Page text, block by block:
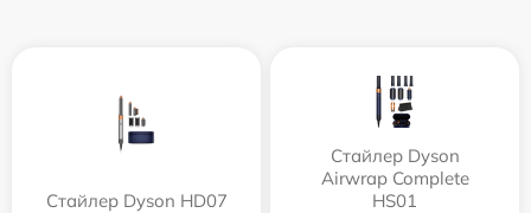
Стайлер Dyson HD07
Стайлер Dyson
Airwrap Complete
HS01